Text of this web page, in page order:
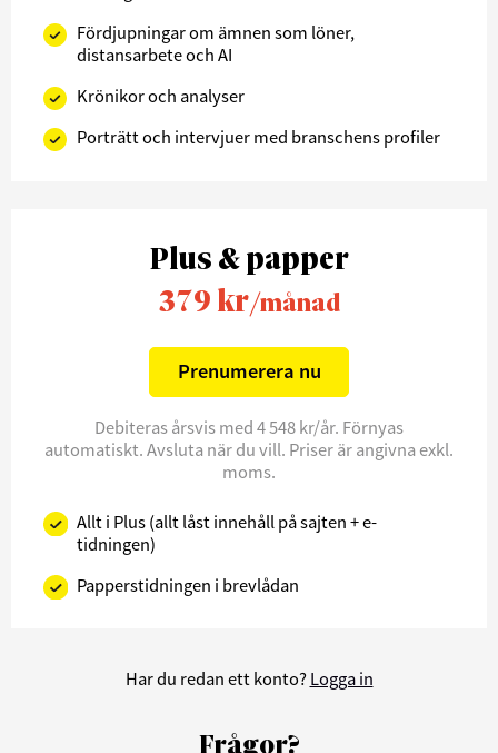
Fördjupningar om ämnen som löner,
distansarbete och AI
Krönikor och analyser
Porträtt och intervjuer med branschens profiler
Plus & papper
379 kr/månad
Prenumerera nu
Debiteras årsvis med 4 548 kr/år. Förnyas
automatiskt. Avsluta när du vill. Priser är angivna exkl.
moms.
Allt i Plus (allt låst innehåll på sajten + e-
tidningen)
Papperstidningen i brevlådan
Har du redan ett konto? Logga in
Frågor?